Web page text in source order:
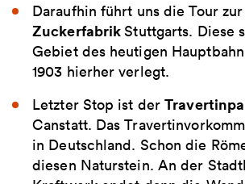
Daraufhin führt uns die Tour
ZuckerfabrikStuttgarts. Diese
Gebiet des heutigen
1903 hierher verlegt.
Letzter Stop ist der
Canstatt. Das
in Deutschland. Schon die
diesen Naturstein. An der